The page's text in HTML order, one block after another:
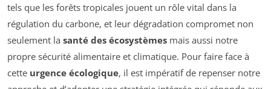
tels que les forêts tropicales jouent un rôle vital dans la
régulation du carbone, et leur dégradation compromet non
seulement la santé des écosystèmes mais aussi notre
propre sécurité alimentaire et climatique. Pour faire face à
cette urgence écologique, il est impératif de repenser notre